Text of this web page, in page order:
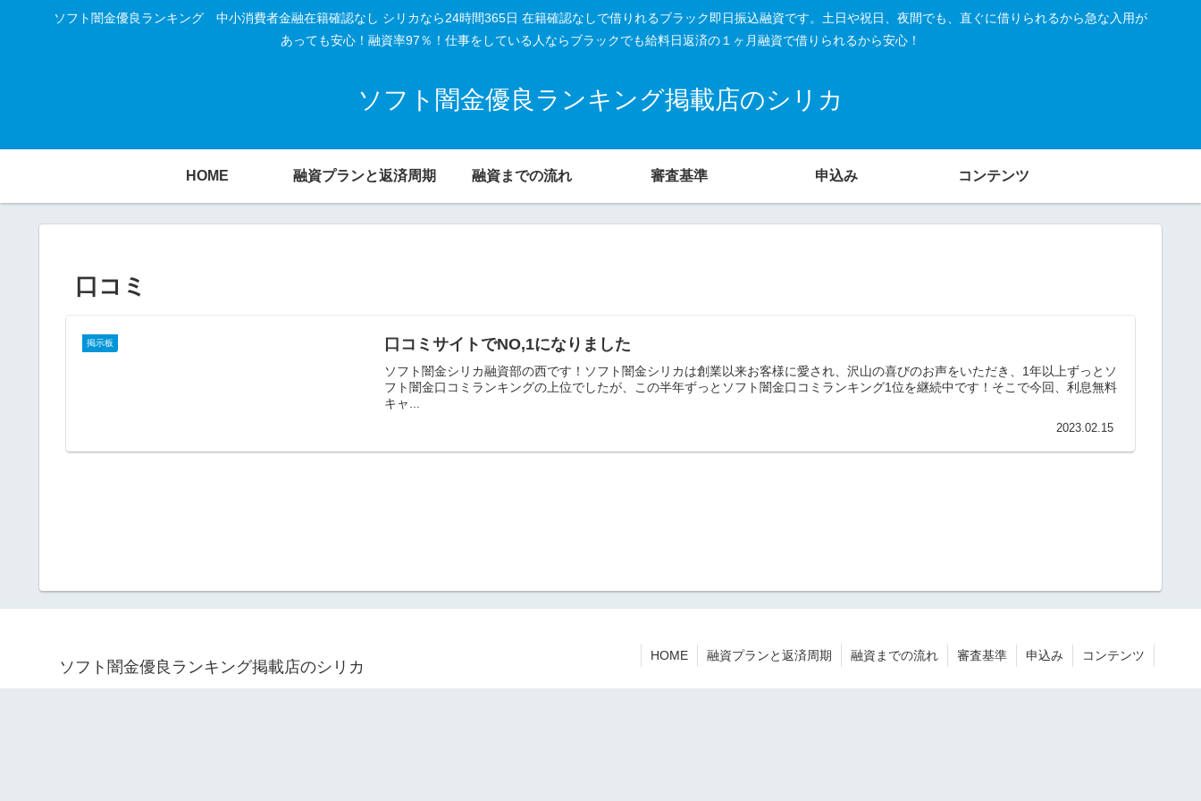
ソフト闇金優良ランキング 中小消費者金融在籍確認なし シリカなら24時間365日 在籍確認なしで借りれるブラック即日振込融資です。土日や祝日、夜間でも、直ぐに借りられるから急な入用が
あっても安心！融資率97％！仕事をしている人ならブラックでも給料日返済の１ヶ月融資で借りられるから安心！
ソフト闇金優良ランキング掲載店のシリカ
HOME 融資プランと返済周期 融資までの流れ 審査基準 申込み コンテンツ
口コミ
掲示板 口コミサイトでNO,1になりました
ソフト闇金シリカ融資部の西です！ソフト闇金シリカは創業以来お客様に愛され、沢山の喜びのお声をいただき、1年以上ずっとソ
フト闇金口コミランキングの上位でしたが、この半年ずっとソフト闇金口コミランキング1位を継続中です！そこで今回、利息無料
キャ...
2023.02.15
ソフト闇金優良ランキング掲載店のシリカ
HOME 融資プランと返済周期 融資までの流れ 審査基準 申込み コンテンツ